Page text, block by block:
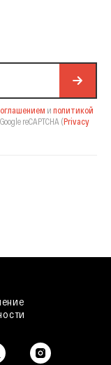
и политикой
reCAPTCHA (Privacy